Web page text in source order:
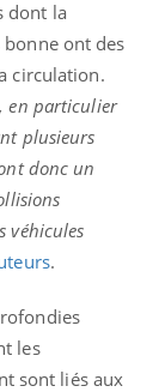
dont la
ont des
circulation.
en particulier
plusieurs
donc un
véhicules
.
les
sont liés aux